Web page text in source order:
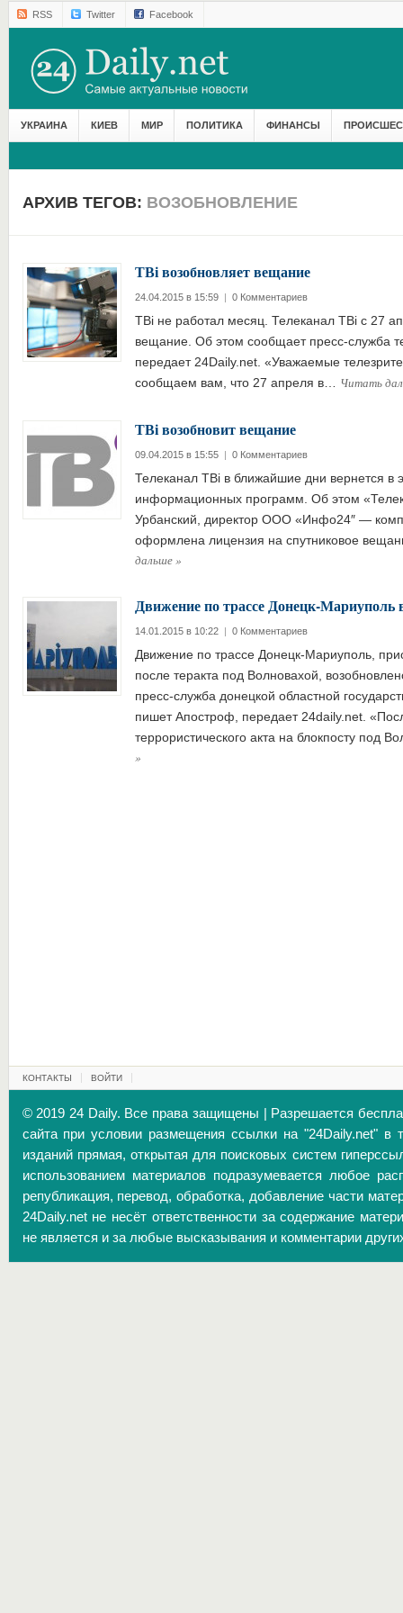
RSS Twitter Facebook
УКРАИНА КИЕВ МИР ПОЛИТИКА ФИНАНСЫ
АРХИВ ТЕГОВ: ВОЗОБНОВЛЕНИЕ
ТВі возобновляет вещание
24.04.2015 в 15:59 | 0 Комментариев
ТВі не работал месяц. Телеканал ТВі с 27
вещание. Об этом сообщает пресс-служба
передает 24Daily.net. «Уважаемые
сообщаем вам, что 27 апреля в… Читать
ТВі возобновит вещание
09.04.2015 в 15:55 | 0 Комментариев
Телеканал ТВi в ближайшие дни вернется в
информационных программ. Об этом
Урбанский, директор ООО «Инфо24″ —
оформлена лицензия на спутниковое
дальше»
Движение по трассе Донецк-Мариуполь
14.01.2015 в 10:22 | 0 Комментариев
Движение по трассе Донецк-Мариуполь,
после теракта под Волновахой,
пресс-служба донецкой областной
пишет Апостроф, передает 24daily.net.
террористического акта на блокпосту под
»
КОНТАКТЫ ВОЙТИ
© 2019 24 Daily. Все права защищены | Разрешается
сайта при условии размещения ссылки на "24Daily.net" в
изданий прямая, открытая для поисковых систем
использованием материалов подразумевается любое
републикация, перевод, обработка, добавление части
24Daily.net не несёт ответственности за содержание
не является и за любые высказывания и комментарии